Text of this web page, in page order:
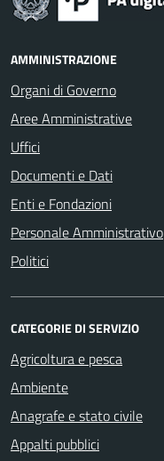
AMMINISTRAZIONE
Organi di Governo
Aree Amministrative
Uffici
Documenti e Dati
Enti e Fondazioni
Personale Amministrativo
Politici
CATEGORIE DI SERVIZIO
Agricoltura e pesca
Ambiente
Anagrafe e stato civile
Appalti pubblici